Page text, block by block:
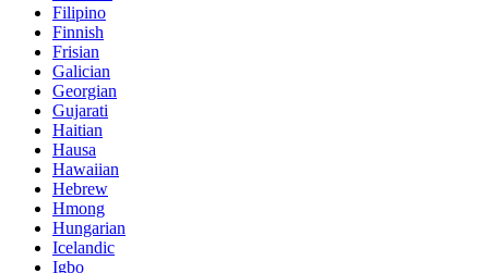
Filipino
Finnish
Frisian
Galician
Georgian
Gujarati
Haitian
Hausa
Hawaiian
Hebrew
Hmong
Hungarian
Icelandic
Igbo